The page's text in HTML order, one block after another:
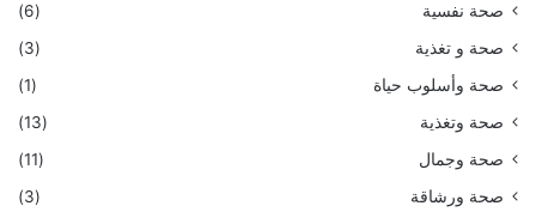
صحة نفسية
(6)
صحة و تغذية
(3)
صحة وأسلوب حياة
(1)
صحة وتغذية
(13)
صحة وجمال
(11)
صحة ورشاقة
(3)